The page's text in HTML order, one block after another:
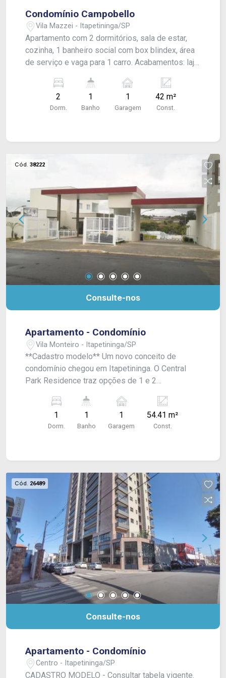
Condomínio Campobello
Vila Mazzei - Itapetininga/SP
Apartamento com 2 dormitórios, sala de estar,
cozinha, 1 banheiro social com box blindex, área
de serviço e vaga para 1 carro. Acabamentos: laje
2
Dorm.
1
Banho
1
Garagem
42 m²
Const.
Cód. 38222
Consulte-nos
Apartamento - Condomínio
Vila Monteiro - Itapetininga/SP
**Cadastro modelo** Um novo conceito de
condomínio chegou em Itapetininga. O Central
Park Residence traz opções de 1 e 2
de apartamentos. Plantas de 35,70 m² e 54,41
m². Além disso o empreendimento oferece
academia, espaço gourmet, 02 elevadores por
modelo. Entre em contato com um de nossos
corretores para obter informações sobre os
valores e as condições!
1
Dorm.
1
Banho
1
Garagem
54.41 m²
Const.
Cód. 26489
Consulte-nos
Apartamento - Condomínio
Centro - Itapetininga/SP
CADASTRO MODELO - Consultar tabela vigente.